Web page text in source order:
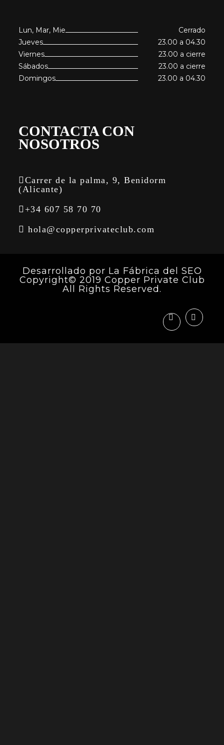
Lun, Mar, Mie
Cerrado
Jueves
23.00 a 04.30
Viernes
23.00 a cierre
Sábados
23.00 a cierre
Domingos
23.00 a 04.30
CONTACTA CON
NOSOTROS
Carrer de la palma, 9, Benidorm
(Alicante)
+34 607 58 70 70
hola@copperprivateclub.com
Desarrollado por La Fábrica del SEO
Copyright© 2019 Copper Private Club
All Rights Reserved.